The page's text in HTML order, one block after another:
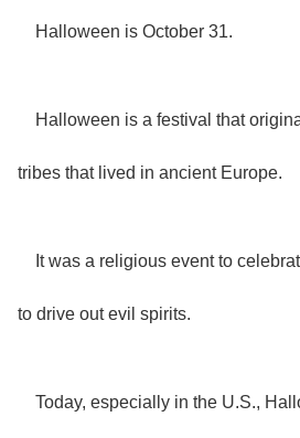
Halloween is October 31.
Halloween is a festival that
tribes that lived in ancient Europe.
It was a religious event to
to drive out evil spirits.
Today, especially in the U.S.,